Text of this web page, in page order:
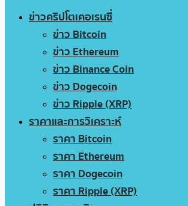
ข่าวคริปโตเคอเรนซี่
ข่าว Bitcoin
ข่าว Ethereum
ข่าว Binance Coin
ข่าว Dogecoin
ข่าว Ripple (XRP)
ราคาและการวิเคราะห์
ราคา Bitcoin
ราคา Ethereum
ราคา Dogecoin
ราคา Ripple (XRP)